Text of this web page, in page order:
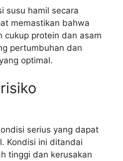
susu hamil secara
memastikan bahwa
cukup protein dan asam
pertumbuhan dan
optimal.
serius yang dapat
Kondisi ini ditandai
tinggi dan kerusakan